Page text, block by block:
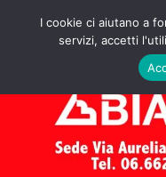
Assistenza
Caldaie
Biasi
Preventivo!
I cookie ci aiutano a
servizi, accetti